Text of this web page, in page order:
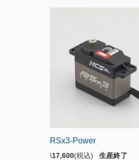
RSx3-Power
\17,600(税込) 生産終了